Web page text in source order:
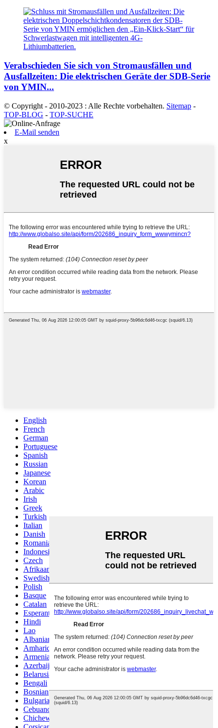
Verabschieden Sie sich von Stromausfällen und
Ausfallzeiten: Die elektrischen Geräte der SDB-Serie
von YMIN...
© Copyright - 2010-2023 : Alle Rechte vorbehalten. Sitemap -
TOP-BLOG - TOP-SUCHE
E-Mail senden
x
English
French
German
Portuguese
Spanish
Russian
Japanese
Korean
Arabic
Irish
Greek
Turkish
Italian
Danish
Romanian
Indonesian
Czech
Afrikaans
Swedish
Polish
Basque
Catalan
Esperanto
Hindi
Lao
Albanian
Amharic
Armenian
Azerbaijani
Belarusian
Bengali
Bosnian
Bulgarian
Cebuano
Chichewa